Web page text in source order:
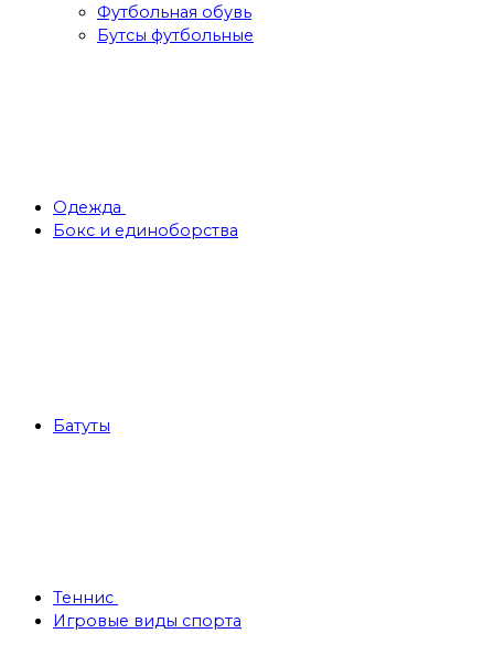
Футбольная обувь
Бутсы футбольные
Одежда
Бокс и единоборства
Батуты
Теннис
Игровые виды спорта